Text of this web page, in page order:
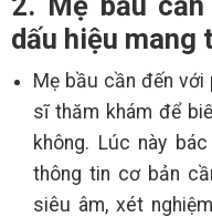
dấu hiệu mang
Mẹ bầu cần đến
sĩ thăm khám để
không. Lúc này
thông tin cơ bản
siêu âm, xét nghiệm